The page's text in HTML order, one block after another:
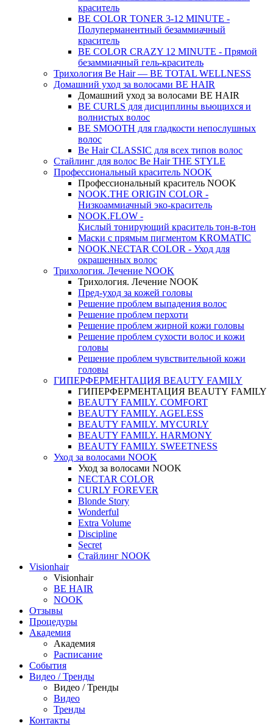
краситель
BE COLOR TONER 3-12 MINUTE -
Полуперманентный безаммиачный
краситель
BE COLOR CRAZY 12 MINUTE - Прямой
безаммиачный гель-краситель
Трихология Be Hair — BE TOTAL WELLNESS
Домашний уход за волосами BE HAIR
Домашний уход за волосами BE HAIR
BE CURLS для дисциплины вьющихся и
волнистых волос
BE SMOOTH для гладкости непослушных
волос
Be Hair CLASSIC для всех типов волос
Стайлинг для волос Be Hair THE STYLE
Профессиональный краситель NOOK
Профессиональный краситель NOOK
NOOK.THE ORIGIN COLOR -
Низкоаммиачный эко-краситель
NOOK.FLOW -
Кислый тонирующий краситель тон-в-тон
Маски с прямым пигментом KROMATIC
NOOK.NECTAR COLOR - Уход для
окрашенных волос
Трихология. Лечение NOOK
Трихология. Лечение NOOK
Пред-уход за кожей головы
Решение проблем выпадения волос
Решение проблем перхоти
Решение проблем жирной кожи головы
Решение проблем сухости волос и кожи
головы
Решение проблем чувствительной кожи
головы
ГИПЕРФЕРМЕНТАЦИЯ BEAUTY FAMILY
ГИПЕРФЕРМЕНТАЦИЯ BEAUTY FAMILY
BEAUTY FAMILY. COMFORT
BEAUTY FAMILY. AGELESS
BEAUTY FAMILY. MYCURLY
BEAUTY FAMILY. HARMONY
BEAUTY FAMILY. SWEETNESS
Уход за волосами NOOK
Уход за волосами NOOK
NECTAR COLOR
CURLY FOREVER
Blonde Story
Wonderful
Extra Volume
Discipline
Secret
Стайлинг NOOK
Visionhair
Visionhair
BE HAIR
NOOK
Отзывы
Процедуры
Академия
Академия
Расписание
События
Видео / Тренды
Видео / Тренды
Видео
Тренды
Контакты